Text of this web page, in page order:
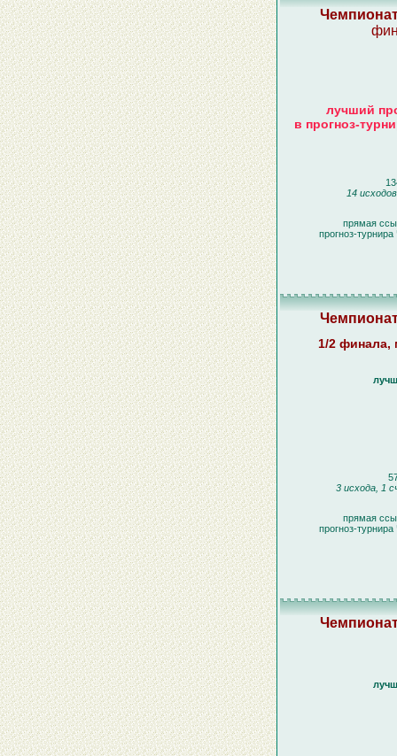
лучший
в прогноз-
14
прямая
прогноз-
1/2 финала,
3 исхода, 1
прямая
прогноз-